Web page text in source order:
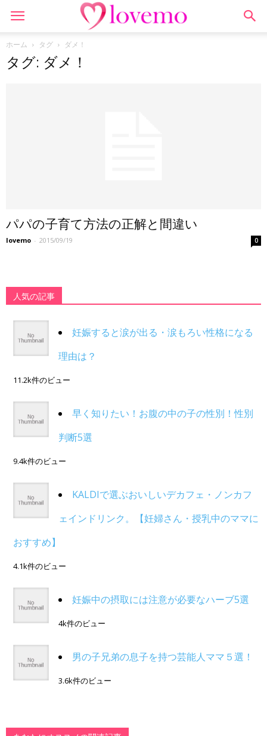
ホーム タグ ダメ！
タグ: ダメ！
パパの子育て方法の正解と間違い
lovemo - 2015/09/19 0
人気の記事
妊娠すると涙が出る・涙もろい性格になる
理由は？
11.2k件のビュー
早く知りたい！お腹の中の子の性別！性別
判断5選
9.4k件のビュー
KALDIで選ぶおいしいデカフェ・ノンカフ
ェインドリンク。【妊婦さん・授乳中のママに
おすすめ】
4.1k件のビュー
妊娠中の摂取には注意が必要なハーブ5選
4k件のビュー
男の子兄弟の息子を持つ芸能人ママ５選！
3.6k件のビュー